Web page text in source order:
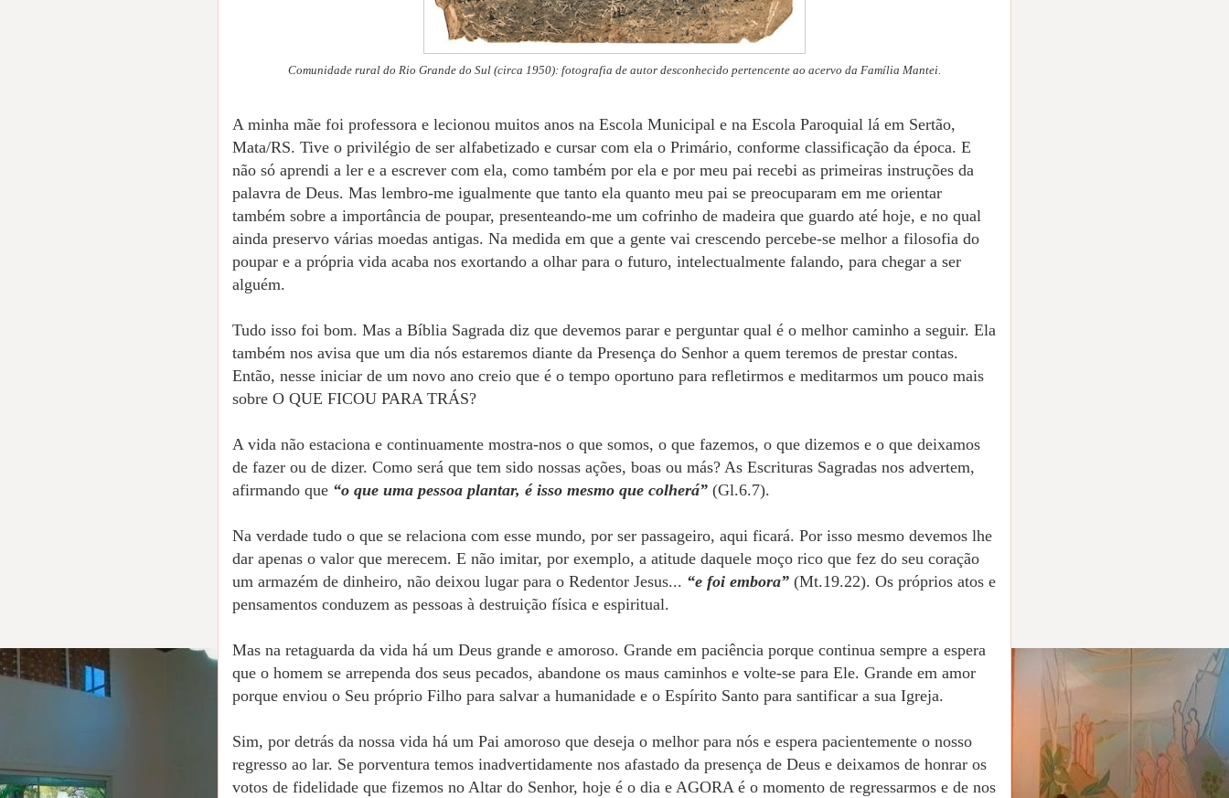
Comunidade rural do Rio Grande do Sul (circa 1950): fotografia de autor desconhecido pertencente ao acervo da Família Mantei.
A minha mãe foi professora e lecionou muitos anos na Escola Municipal e na Escola Paroquial lá em Sertão,
Mata/RS. Tive o privilégio de ser alfabetizado e cursar com ela o Primário, conforme classificação da época. E
não só aprendi a ler e a escrever com ela, como também por ela e por meu pai recebi as primeiras instruções da
palavra de Deus. Mas lembro-me igualmente que tanto ela quanto meu pai se preocuparam em me orientar
também sobre a importância de poupar, presenteando-me um cofrinho de madeira que guardo até hoje, e no qual
ainda preservo várias moedas antigas. Na medida em que a gente vai crescendo percebe-se melhor a filosofia do
poupar e a própria vida acaba nos exortando a olhar para o futuro, intelectualmente falando, para chegar a ser
alguém.
Tudo isso foi bom. Mas a Bíblia Sagrada diz que devemos parar e perguntar qual é o melhor caminho a seguir. Ela
também nos avisa que um dia nós estaremos diante da Presença do Senhor a quem teremos de prestar contas.
Então, nesse iniciar de um novo ano creio que é o tempo oportuno para refletirmos e meditarmos um pouco mais
sobre O QUE FICOU PARA TRÁS?
A vida não estaciona e continuamente mostra-nos o que somos, o que fazemos, o que dizemos e o que deixamos
de fazer ou de dizer. Como será que tem sido nossas ações, boas ou más? As Escrituras Sagradas nos advertem,
afirmando que “o que uma pessoa plantar, é isso mesmo que colherá” (Gl.6.7).
Na verdade tudo o que se relaciona com esse mundo, por ser passageiro, aqui ficará. Por isso mesmo devemos lhe
dar apenas o valor que merecem. E não imitar, por exemplo, a atitude daquele moço rico que fez do seu coração
um armazém de dinheiro, não deixou lugar para o Redentor Jesus... “e foi embora” (Mt.19.22). Os próprios atos e
pensamentos conduzem as pessoas à destruição física e espiritual.
Mas na retaguarda da vida há um Deus grande e amoroso. Grande em paciência porque continua sempre a espera
que o homem se arrependa dos seus pecados, abandone os maus caminhos e volte-se para Ele. Grande em amor
porque enviou o Seu próprio Filho para salvar a humanidade e o Espírito Santo para santificar a sua Igreja.
Sim, por detrás da nossa vida há um Pai amoroso que deseja o melhor para nós e espera pacientemente o nosso
regresso ao lar. Se porventura temos inadvertidamente nos afastado da presença de Deus e deixamos de honrar os
votos de fidelidade que fizemos no Altar do Senhor, hoje é o dia e AGORA é o momento de regressarmos e de nos